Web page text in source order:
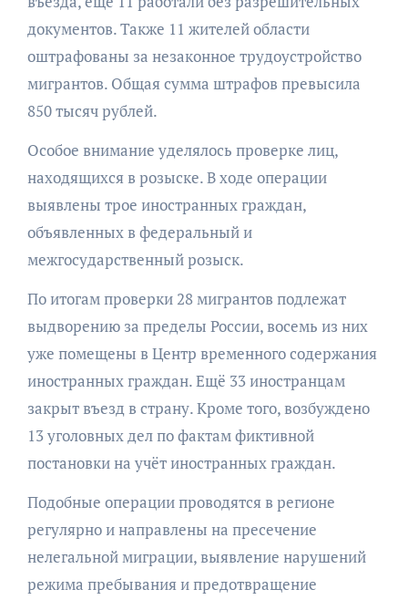
документов. Также 11 жителей области
оштрафованы за незаконное трудоустройство
мигрантов. Общая сумма штрафов превысила
850 тысяч рублей.
Особое внимание уделялось проверке лиц,
находящихся в розыске. В ходе операции
выявлены трое иностранных граждан,
объявленных в федеральный и
межгосударственный розыск.
По итогам проверки 28 мигрантов подлежат
выдворению за пределы России, восемь из них
уже помещены в Центр временного содержания
иностранных граждан. Ещё 33 иностранцам
закрыт въезд в страну. Кроме того, возбуждено
13 уголовных дел по фактам фиктивной
постановки на учёт иностранных граждан.
Подобные операции проводятся в регионе
регулярно и направлены на пресечение
нелегальной миграции, выявление нарушений
режима пребывания и предотвращение